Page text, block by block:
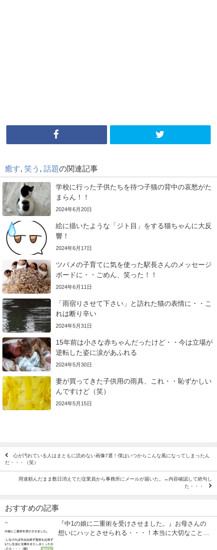
癒す 笑う 話題の関連記事
学校に行った子供たちを待つ子猫の背中の哀愁がた
まらん！！
2024年6月20日
絵に描いたような「ジト目」をする猫ちゃんに大反
響！
2024年6月17日
ツバメの子育てに気を使った駅長さんのメッセージ
ボードに・・ごめん、笑った！！
2024年6月11日
「雨宿りさせて下さい」と訪れた猫の表情に・・こ
れは断り辛い
2024年5月31日
15年前は小さな赤ちゃんだったけど・・今は立場が
逆転した姿に涙があふれる
2024年5月30日
妻が買ってきた子供用の雨具、これ・・恥ずかしい
んですけど（笑）
2024年5月15日
心が汚れている人はまともに読めない画像7選！僕はいつからこんな風になってしまったん
だ・・・（笑）
用達頼んだまま数日消えてた従業員から事務所にメールが届いた。→内容確認して絶句し
た・・・
おすすめの記事
『中1の娘に二重術を受けさせました。』お母さんの
想いにハッとさせられる・・・！本当に大切なことと